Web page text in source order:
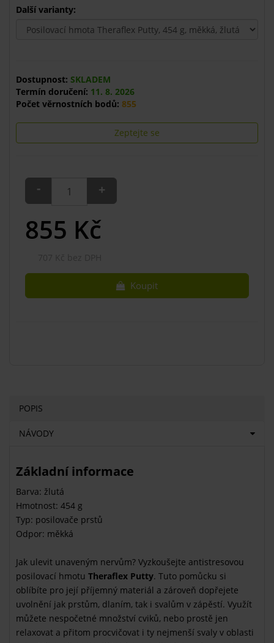
Další varianty:
Dostupnost: SKLADEM
Termín doručení: 11. 8. 2026
Počet věrnostních bodů: 855
Zeptejte se
- +
855 Kč
Koupit
POPIS
NÁVODY
Základní informace
Barva: žlutá
Hmotnost: 454 g
Typ: posilovače prstů
Odpor: měkká
Jak ulevit unaveným nervům? Vyzkoušejte antistresovou
posilovací hmotu Theraflex Putty. Tuto pomůcku si
oblíbíte pro její příjemný materiál a zároveň dopřejete
uvolnění jak prstům, dlaním, tak i svalům v zápěstí. Využít
můžete nespočetné množství cviků, nebo prostě jen
relaxovat a přitom procvičovat i ty nejmenší svaly v oblasti